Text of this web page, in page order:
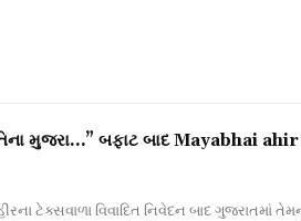
મુજરા…” બફાટ બાદ Mayabhai
ટેક્સવાળા વિવાદિત નિવેદન બાદ ગુજરાતમાં